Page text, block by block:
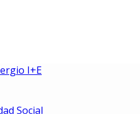
Innovación y Negocios
I+E
Social